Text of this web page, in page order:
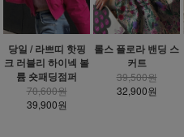
당일 / 라쁘띠 핫핑
크 러블리 하이넥 볼
륨 숏패딩점퍼
70,600원
39,900원
롤스 플로라 밴딩 스
커트
39,500원
32,900원